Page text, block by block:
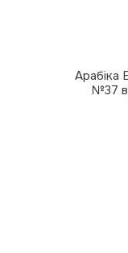
Арабіка
№37